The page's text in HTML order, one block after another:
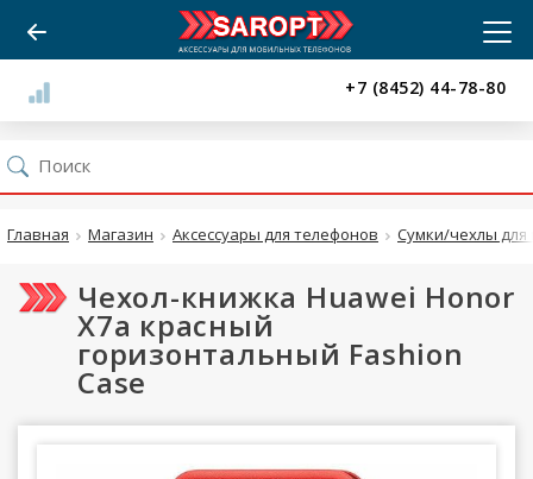
+7 (8452) 44-78-80
Главная Магазин Аксессуары для телефонов Сумки/чехлы для
Чехол-книжка Huawei Honor
X7a красный
горизонтальный Fashion
Case